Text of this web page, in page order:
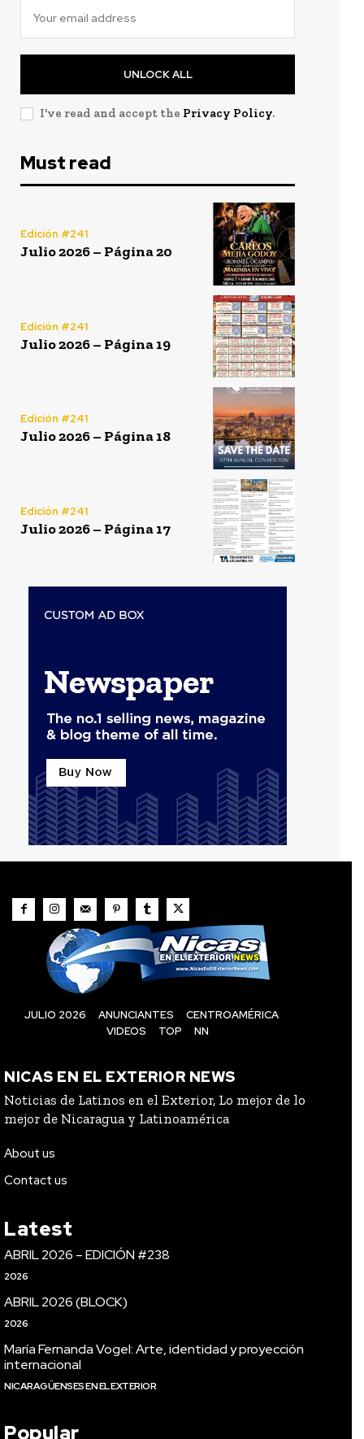
UNLOCK ALL
I've read and accept the Privacy Policy.
Must read
Edición #241
Julio 2026 – Página 20
Edición #241
Julio 2026 – Página 19
Edición #241
Julio 2026 – Página 18
Edición #241
Julio 2026 – Página 17
JULIO 2026 ANUNCIANTES
CENTROAMÉRICA
VIDEOS
TOP NN
NICAS EN EL EXTERIOR NEWS
Noticias de Latinos en el Exterior, Lo mejor de lo
mejor de Nicaragua y Latinoamérica
About us
Contact us
Latest
ABRIL 2026 – EDICIÓN #238
2026
ABRIL 2026 (BLOCK)
2026
María Fernanda Vogel: Arte, identidad y proyección
internacional
NICARAGÜENSES EN EL EXTERIOR
Popular